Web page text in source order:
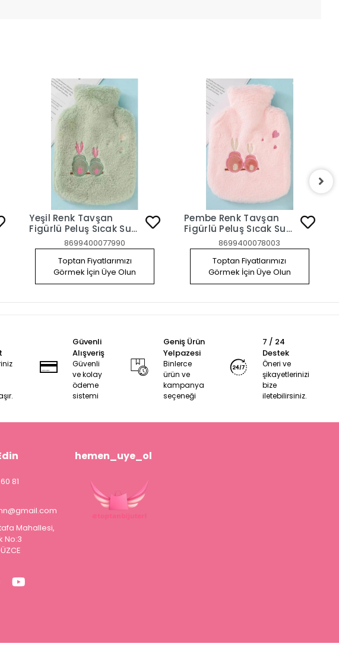
Yeşil Renk Tavşan
Figürlü Peluş Sıcak Su
Torbası8699400077990
Toptan Fiyatlarımızı
Görmek İçin Üye Olun
Pembe Renk Tavşan
Figürlü Peluş Sıcak Su
Torbası8699400078003
Toptan Fiyatlarımızı
Görmek İçin Üye Olun
Güvenli
Alışveriş
Güvenli
ve kolay
ödeme
sistemi
Geniş Ürün
Yelpazesi
Binlerce
ürün ve
kampanya
seçeneği
7 / 24
Destek
Öneri ve
şikayetlerinizi
bize
iletebilirsiniz.
81
Mahallesi,
No:3
hemen_uye_ol